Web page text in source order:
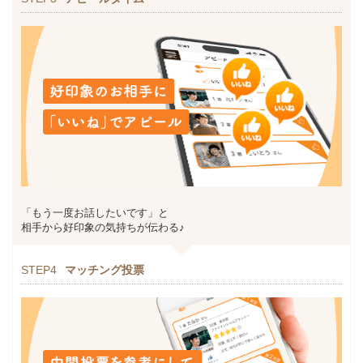
「もう一度お話したいです」と
相手から好印象の気持ちが伝わる♪
STEP4 マッチング投票